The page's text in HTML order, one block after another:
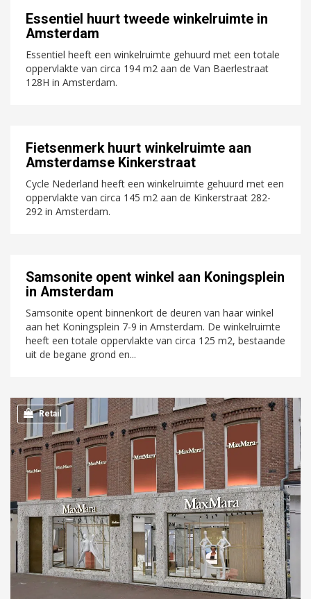
Essentiel huurt tweede winkelruimte in
Amsterdam
Essentiel heeft een winkelruimte gehuurd met een totale
oppervlakte van circa 194 m2 aan de Van Baerlestraat
128H in Amsterdam.
Fietsenmerk huurt winkelruimte aan
Amsterdamse Kinkerstraat
Cycle Nederland heeft een winkelruimte gehuurd met een
oppervlakte van circa 145 m2 aan de Kinkerstraat 282-
292 in Amsterdam.
Samsonite opent winkel aan Koningsplein
in Amsterdam
Samsonite opent binnenkort de deuren van haar winkel
aan het Koningsplein 7-9 in Amsterdam. De winkelruimte
heeft een totale oppervlakte van circa 125 m2, bestaande
uit de begane grond en...
Retail